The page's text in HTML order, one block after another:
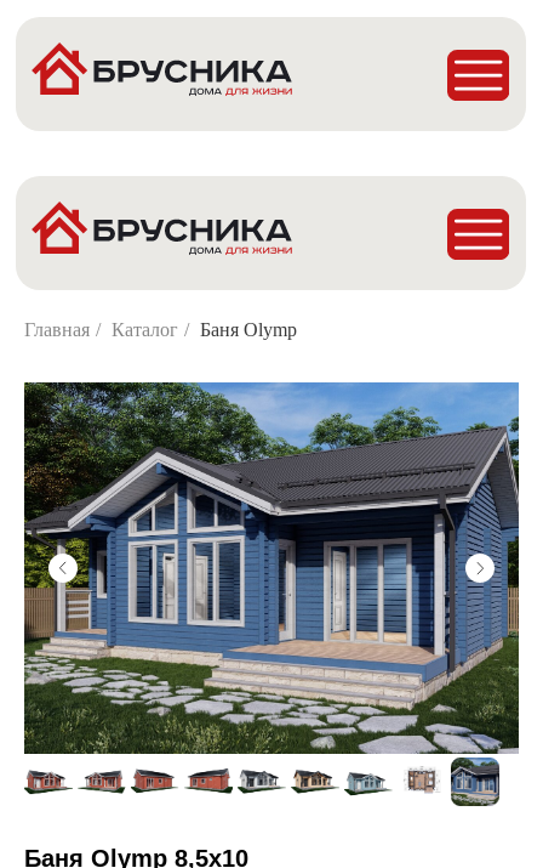
ГлавнаяПроектыПостроенные домаДеревянные Бани
Главная / Каталог / Баня Olymp
Баня Olymp 8,5х10